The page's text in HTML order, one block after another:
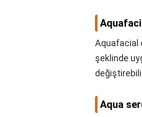
Aquafacial
şeklinde
Aqua